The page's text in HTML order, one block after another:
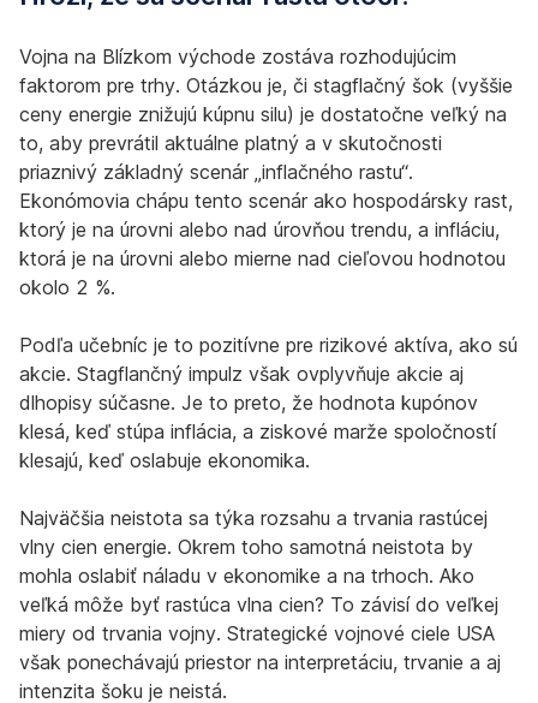
Vojna na Blízkom východe zostáva rozhodujúcim
faktorom pre trhy. Otázkou je, či stagflačný šok (vyššie
ceny energie znižujú kúpnu silu) je dostatočne veľký na
to, aby prevrátil aktuálne platný a v skutočnosti
priaznivý základný scenár „inflačného rastu“.
Ekonómovia chápu tento scenár ako hospodársky rast,
ktorý je na úrovni alebo nad úrovňou trendu, a infláciu,
ktorá je na úrovni alebo mierne nad cieľovou hodnotou
okolo 2 %.
Podľa učebníc je to pozitívne pre rizikové aktíva, ako sú
akcie. Stagflančný impulz však ovplyvňuje akcie aj
dlhopisy súčasne. Je to preto, že hodnota kupónov
klesá, keď stúpa inflácia, a ziskové marže spoločností
klesajú, keď oslabuje ekonomika.
Najväčšia neistota sa týka rozsahu a trvania rastúcej
vlny cien energie. Okrem toho samotná neistota by
mohla oslabiť náladu v ekonomike a na trhoch. Ako
veľká môže byť rastúca vlna cien? To závisí do veľkej
miery od trvania vojny. Strategické vojnové ciele USA
však ponechávajú priestor na interpretáciu, trvanie a aj
intenzita šoku je neistá.